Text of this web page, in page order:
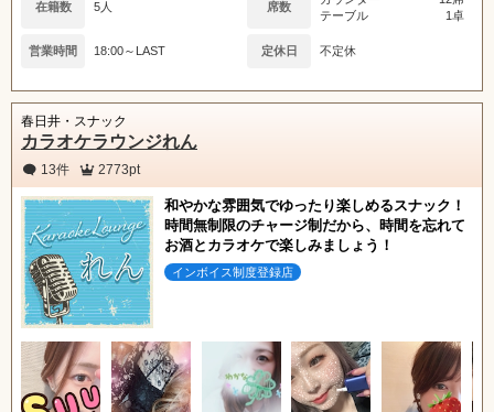
在籍数 5人 席数
テーブル
1卓
営業時間 18:00～LAST 定休日 不定休
春日井・スナック
カラオケラウンジれん
13件 2773pt
和やかな雰囲気でゆったり楽しめるスナック！
時間無制限のチャージ制だから、時間を忘れて
お酒とカラオケで楽しみましょう！
インボイス制度登録店